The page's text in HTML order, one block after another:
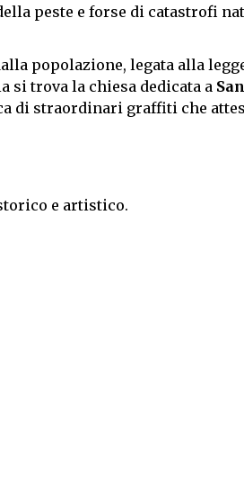
peste e forse di catastrofi
popolazione, legata alla
si trova la chiesa dedicata a
di straordinari graffiti che
e artistico.